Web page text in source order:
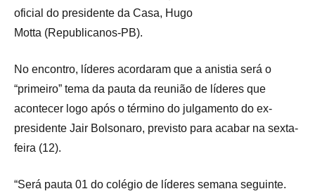
oficial do presidente da Casa, Hugo
Motta (Republicanos-PB).
No encontro, líderes acordaram que a anistia será o
“primeiro” tema da pauta da reunião de líderes que
acontecer logo após o término do julgamento do ex-
presidente Jair Bolsonaro, previsto para acabar na sexta-
feira (12).
“Será pauta 01 do colégio de líderes semana seguinte.